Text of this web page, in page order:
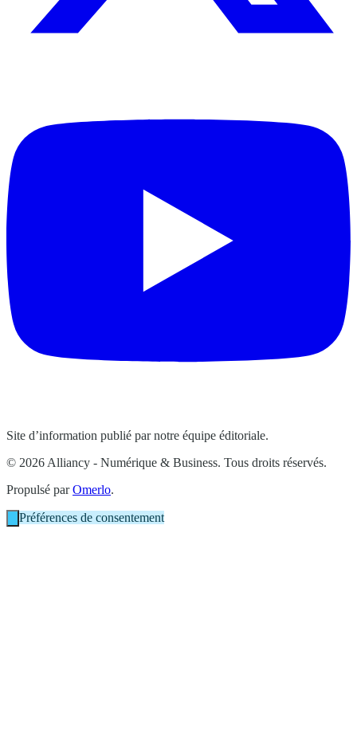
Site d’information publié par notre équipe éditoriale.
© 2026 Alliancy - Numérique & Business. Tous droits réservés.
Propulsé parOmerlo.
Préférences de consentement